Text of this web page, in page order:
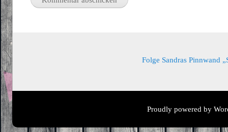
Folge Sandras Pinnwand
Proudly powered by